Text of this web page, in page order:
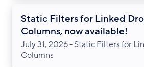
Static Filters for Linked
Columns, now available!
July 31, 2026 - Static Filters for
Columns